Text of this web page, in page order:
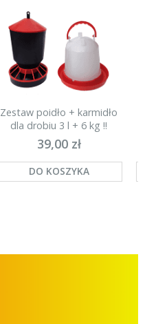
Zestaw poidło + karmidło
dla drobiu 3 l + 6 kg !!
39,00 zł
DO KOSZYKA